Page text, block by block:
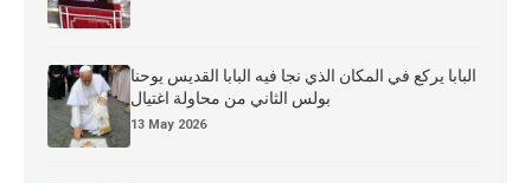
البابا يركع في المكان الذي نجا فيه البابا القديس يوحنا
بولس الثاني من محاولة اغتيال
13 May 2026